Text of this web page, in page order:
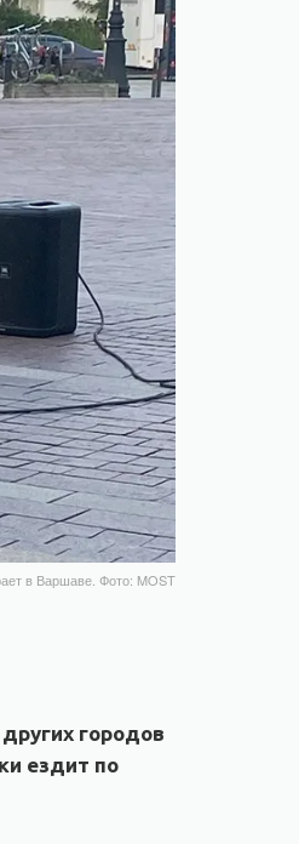
в Варшаве. Фото: MOST
городов
ездит по